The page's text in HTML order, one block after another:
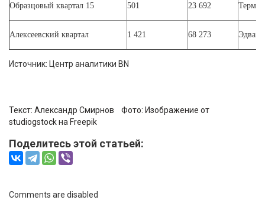
Образцовый квартал 15 501 23 692
Алексеевский квартал 1 421 68 273 Эдванс
Источник: Центр аналитики BN
Текст: Александр Смирнов Фото: Изображение от
studiogstock на Freepik
Поделитесь этой статьей:
Comments are disabled